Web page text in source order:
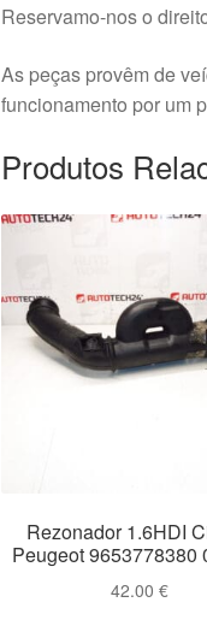
Reservamo-nos o
As peças provêm de
funcionamento por um
Produtos
Rezonador 1.6HDI
Peugeot 9653778380
42.00€